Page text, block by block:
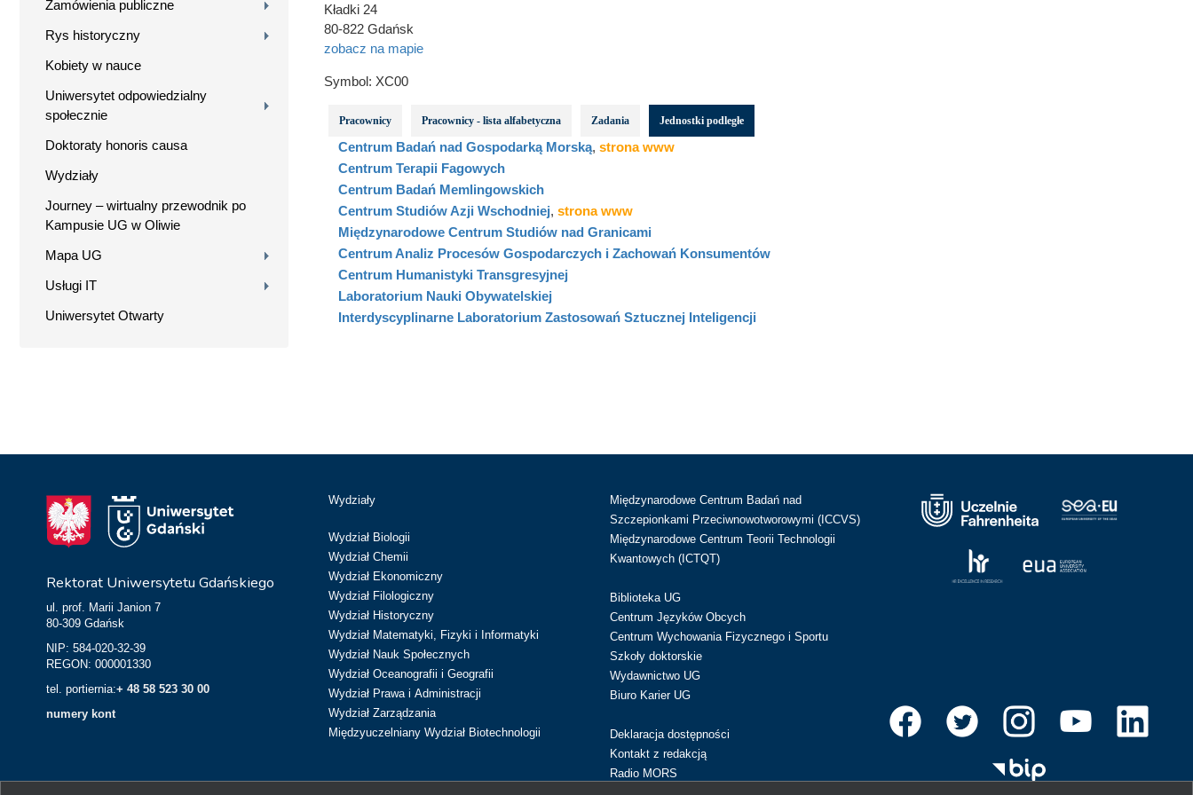
Zamówienia publiczne
Rys historyczny
Kobiety w nauce
Uniwersytet odpowiedzialny
społecznie
Doktoraty honoris causa
Wydziały
Journey – wirtualny przewodnik po
Kampusie UG w Oliwie
Mapa UG
Usługi IT
Uniwersytet Otwarty
Kładki 24
80-822 Gdańsk
zobacz na mapie
Symbol: XC00
Pracownicy Pracownicy - lista alfabetyczna Zadania Jednostki podległe
Centrum Badań nad Gospodarką Morską, strona www
Centrum Terapii Fagowych
Centrum Badań Memlingowskich
Centrum Studiów Azji Wschodniej, strona www
Międzynarodowe Centrum Studiów nad Granicami
Centrum Analiz Procesów Gospodarczych i Zachowań Konsumentów
Centrum Humanistyki Transgresyjnej
Laboratorium Nauki Obywatelskiej
Interdyscyplinarne Laboratorium Zastosowań Sztucznej Inteligencji
Rektorat Uniwersytetu Gdańskiego
ul. prof. Marii Janion 7
80-309 Gdańsk
NIP: 584-020-32-39
REGON: 000001330
tel. portiernia:+ 48 58 523 30 00
numery kont
Wydziały
Wydział Biologii
Wydział Chemii
Wydział Ekonomiczny
Wydział Filologiczny
Wydział Historyczny
Wydział Matematyki, Fizyki i Informatyki
Wydział Nauk Społecznych
Wydział Oceanografii i Geografii
Wydział Prawa i Administracji
Wydział Zarządzania
Międzyuczelniany Wydział Biotechnologii
Międzynarodowe Centrum Badań nad
Szczepionkami Przeciwnowotworowymi (ICCVS)
Międzynarodowe Centrum Teorii Technologii
Kwantowych (ICTQT)
Biblioteka UG
Centrum Języków Obcych
Centrum Wychowania Fizycznego i Sportu
Szkoły doktorskie
Wydawnictwo UG
Biuro Karier UG
Deklaracja dostępności
Kontakt z redakcją
Radio MORS